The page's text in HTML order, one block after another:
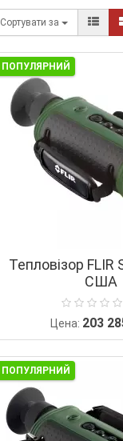
Сортувати за
ПОПУЛЯРНИЙ
Тепловізор FLIR
США
Цена: 203
ПОПУЛЯРНИЙ